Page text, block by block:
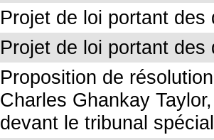
Projet de loi portant
Projet de loi portant
Proposition de
Charles Ghankay
devant le tribunal